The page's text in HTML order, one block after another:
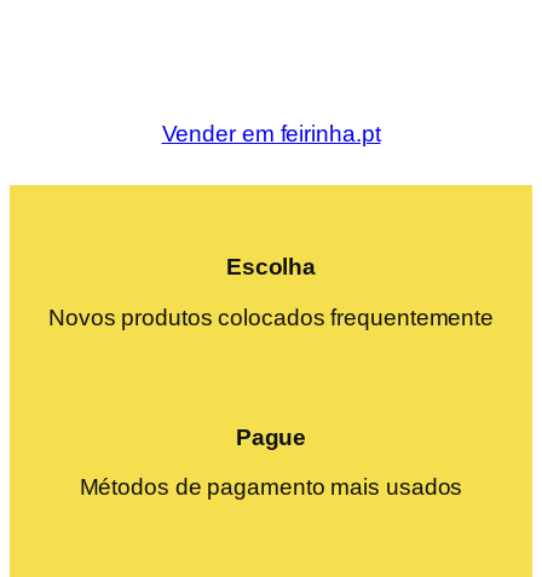
Vender em feirinha.pt
Escolha
Novos produtos colocados frequentemente
Pague
Métodos de pagamento mais usados